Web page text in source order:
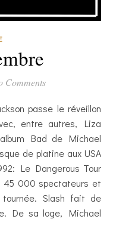
Comments
entre autres, Liza
Bad de Michael
de platine aux USA
Le Dangerous Tour
45 000 spectateurs et
Slash fait de
De sa loge, Michael